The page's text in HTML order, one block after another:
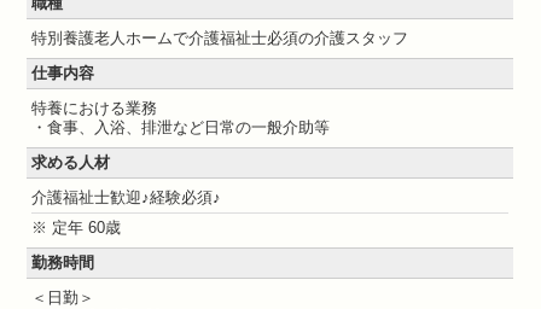
特別養護老人ホームで介護福祉士必須の介護スタッフ
仕事内容
特養における業務
・食事、入浴、排泄など日常の一般介助等
求める人材
介護福祉士歓迎♪経験必須♪
※ 定年 60歳
勤務時間
＜日勤＞